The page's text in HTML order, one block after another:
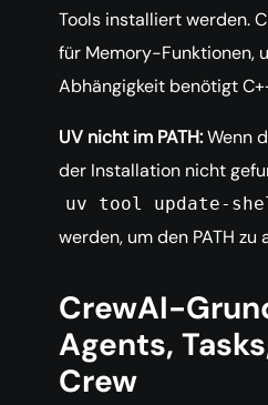
Tools installiert werden.
für Memory-Funktionen,
Abhängigkeit benötigt
UV nicht im PATH:Wenn
der Installation nicht
uv tool update-
werden, um den PATH zu
CrewAI-
Agents,
Crew